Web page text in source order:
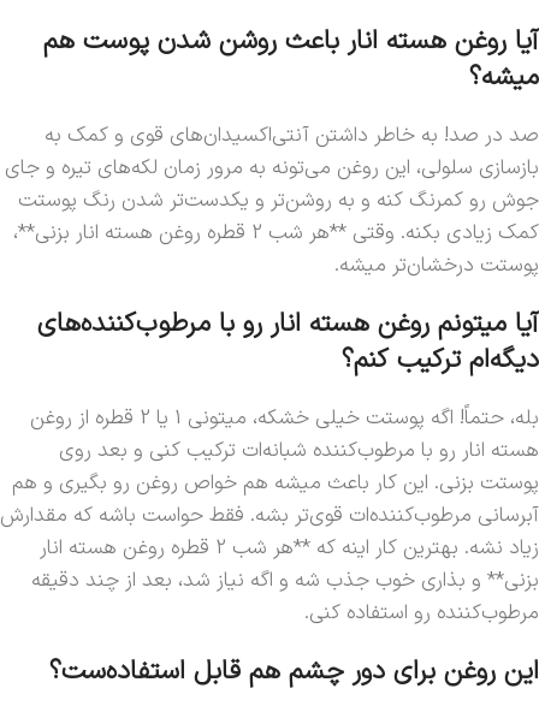
آیا روغن هسته انار باعث روشن شدن پوست هم
میشه؟
صد در صد! به خاطر داشتن آنتی‌اکسیدان‌های قوی و کمک به
بازسازی سلولی، این روغن می‌تونه به مرور زمان لکه‌های تیره و جای
جوش رو کمرنگ کنه و به روشن‌تر و یکدست‌تر شدن رنگ پوستت
کمک زیادی بکنه. وقتی **هر شب 2 قطره روغن هسته انار بزنی**،
پوستت درخشان‌تر میشه.
آیا میتونم روغن هسته انار رو با مرطوب‌کننده‌های
دیگه‌ام ترکیب کنم؟
بله، حتماً! اگه پوستت خیلی خشکه، میتونی 1 یا 2 قطره از روغن
هسته انار رو با مرطوب‌کننده شبانه‌ات ترکیب کنی و بعد روی
پوستت بزنی. این کار باعث میشه هم خواص روغن رو بگیری و هم
آبرسانی مرطوب‌کننده‌ات قوی‌تر بشه. فقط حواست باشه که مقدارش
زیاد نشه. بهترین کار اینه که **هر شب 2 قطره روغن هسته انار
بزنی** و بذاری خوب جذب شه و اگه نیاز شد، بعد از چند دقیقه
مرطوب‌کننده رو استفاده کنی.
این روغن برای دور چشم هم قابل استفاده‌ست؟